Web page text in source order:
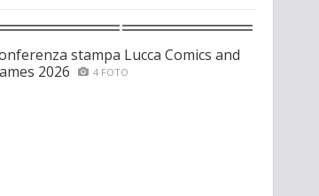
stampa Lucca Comics and
2026
4 FOTO